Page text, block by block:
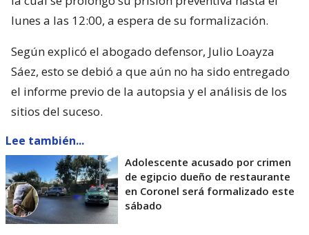
lunes a las 12:00, a espera de su formalización.
Según explicó el abogado defensor, Julio Loayza
Sáez, esto se debió a que aún no ha sido entregado
el informe previo de la autopsia y el análisis de los
sitios del suceso.
Lee también...
Adolescente acusado por crimen
de egipcio dueño de restaurante
en Coronel será formalizado este
sábado